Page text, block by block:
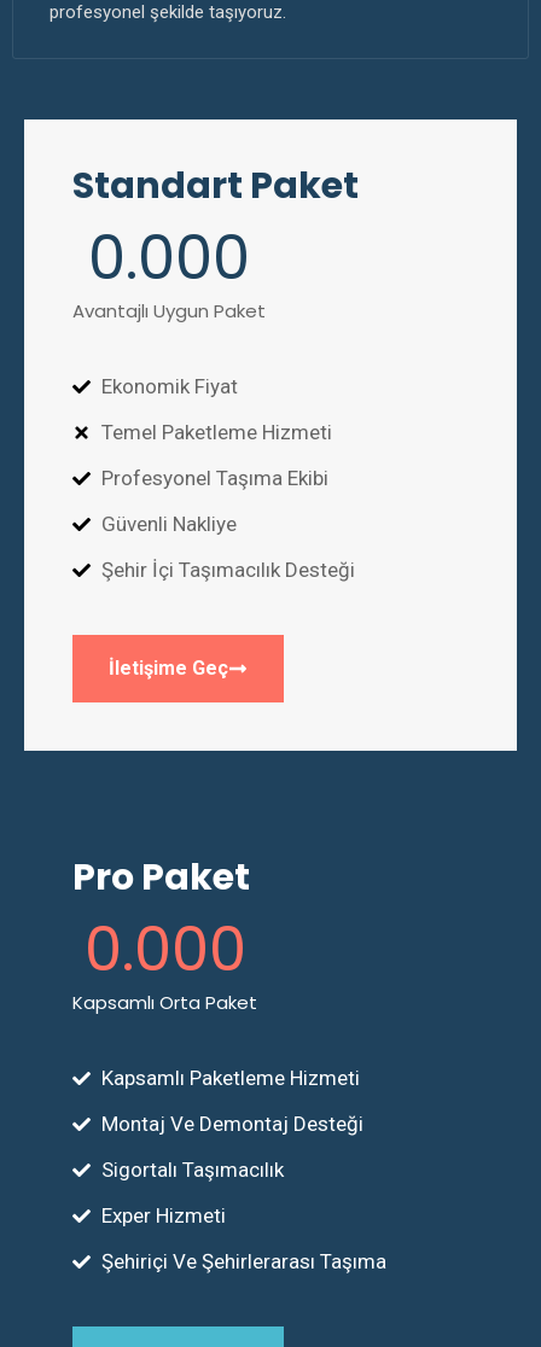
profesyonel şekilde taşıyoruz.
Standart Paket
Avantajlı Uygun Paket
0.000
Ekonomik Fiyat
Temel Paketleme Hizmeti
Profesyonel Taşıma Ekibi
Güvenli Nakliye
Şehir İçi Taşımacılık Desteği
İletişime Geç
Pro Paket
Kapsamlı Orta Paket
0.000
Kapsamlı Paketleme Hizmeti
Montaj Ve Demontaj Desteği
Sigortalı Taşımacılık
Exper Hizmeti
Şehiriçi Ve Şehirlerarası Taşıma